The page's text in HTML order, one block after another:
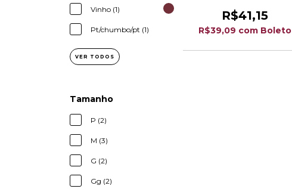
Vinho (1)
Pt/chumbo/pt (1)
VER TODOS
Tamanho
P (2)
M (3)
G (2)
Gg (2)
R$41,15
R$39,09 com Boleto